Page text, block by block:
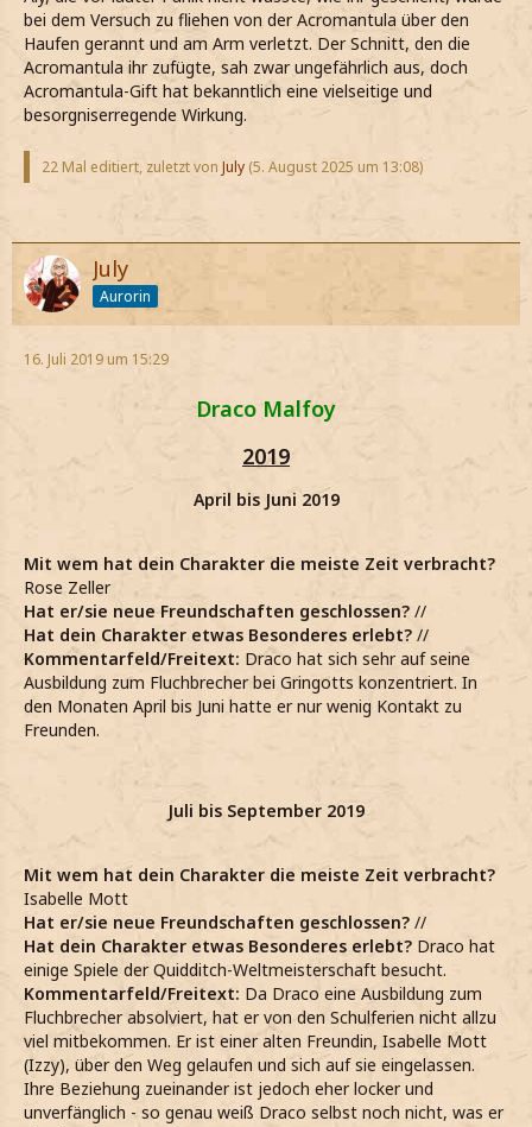
bei dem Versuch zu fliehen von der Acromantula über den
Haufen gerannt und am Arm verletzt. Der Schnitt, den die
Acromantula ihr zufügte, sah zwar ungefährlich aus, doch
Acromantula-Gift hat bekanntlich eine vielseitige und
besorgniserregende Wirkung.
22 Mal editiert, zuletzt von July (5. August 2025 um 13:08)
July
Aurorin
16. Juli 2019 um 15:29
Draco Malfoy
2019
April bis Juni 2019
Mit wem hat dein Charakter die meiste Zeit verbracht?
Rose Zeller
Hat er/sie neue Freundschaften geschlossen? //
Hat dein Charakter etwas Besonderes erlebt? //
Kommentarfeld/Freitext: Draco hat sich sehr auf seine
Ausbildung zum Fluchbrecher bei Gringotts konzentriert. In
den Monaten April bis Juni hatte er nur wenig Kontakt zu
Freunden.
Juli bis September 2019
Mit wem hat dein Charakter die meiste Zeit verbracht?
Isabelle Mott
Hat er/sie neue Freundschaften geschlossen? //
Hat dein Charakter etwas Besonderes erlebt? Draco hat
einige Spiele der Quidditch-Weltmeisterschaft besucht.
Kommentarfeld/Freitext: Da Draco eine Ausbildung zum
Fluchbrecher absolviert, hat er von den Schulferien nicht allzu
viel mitbekommen. Er ist einer alten Freundin, Isabelle Mott
(Izzy), über den Weg gelaufen und sich auf sie eingelassen.
Ihre Beziehung zueinander ist jedoch eher locker und
unverfänglich - so genau weiß Draco selbst noch nicht, was er